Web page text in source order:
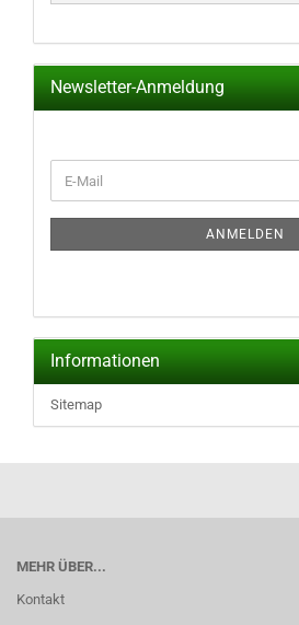
Newsletter-Anmeldung
ZUR
E-
Mail
ANMELDEN
Informationen
Sitemap
MEHR ÜBER...
Kontakt